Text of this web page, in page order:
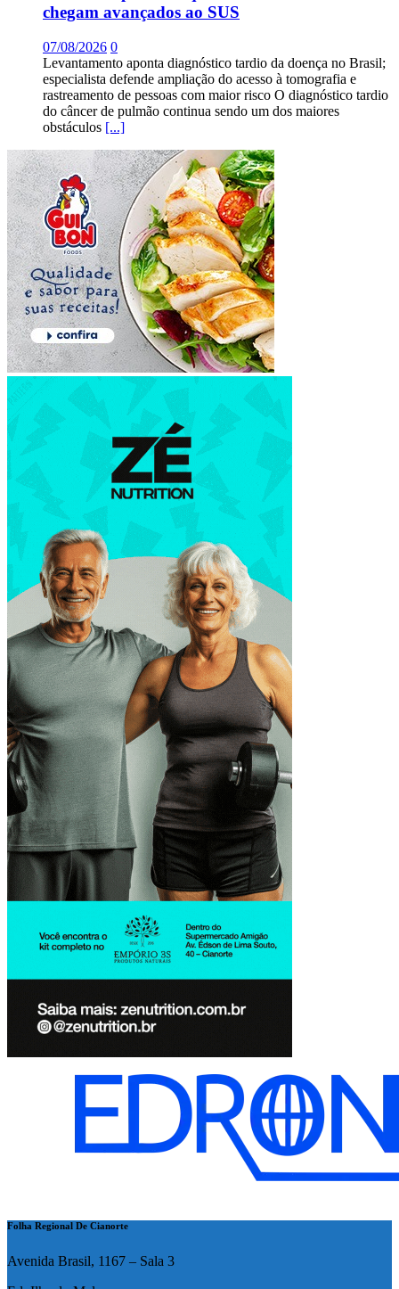
chegam avançados ao SUS
07/08/2026 0
Levantamento aponta diagnóstico tardio da doença no Brasil;
especialista defende ampliação do acesso à tomografia e
rastreamento de pessoas com maior risco O diagnóstico tardio
do câncer de pulmão continua sendo um dos maiores
obstáculos [...]
Folha Regional De Cianorte
Avenida Brasil, 1167 – Sala 3